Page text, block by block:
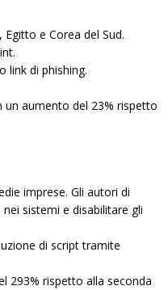
e Corea del Sud.
link di phishing.
un aumento del 23% rispetto
imprese. Gli autori di
sistemi e disabilitare gli
di script tramite
293% rispetto alla seconda